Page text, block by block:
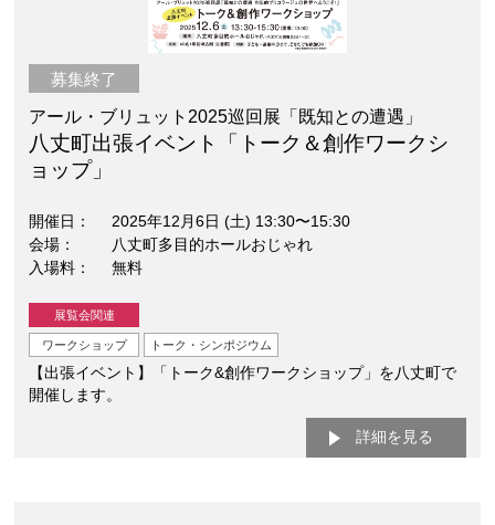
募集終了
アール・ブリュット2025巡回展「既知との遭遇」
八丈町出張イベント「トーク＆創作ワークシ
ョップ」
開催日
2025年12月6日 (土) 13:30〜15:30
会場
八丈町多目的ホールおじゃれ
入場料
無料
展覧会関連
ワークショップ トーク・シンポジウム
【出張イベント】「トーク&創作ワークショップ」を八丈町で
開催します。
詳細を見る